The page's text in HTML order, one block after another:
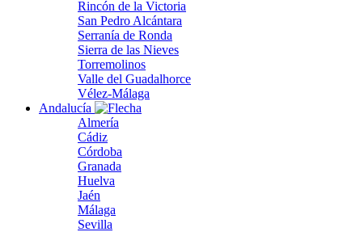
Rincón de la Victoria
San Pedro Alcántara
Serranía de Ronda
Sierra de las Nieves
Torremolinos
Valle del Guadalhorce
Vélez-Málaga
Andalucía
Almería
Cádiz
Córdoba
Granada
Huelva
Jaén
Málaga
Sevilla